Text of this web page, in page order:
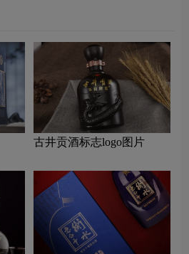
古井贡酒标志logo图片